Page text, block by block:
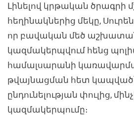
Լինելով կրթական ծրագրի
հեղինակներից մեկը, Սուրեն
որ բավական մեծ
կազմակերպվում հենց
համալսարանի
թվայնացման հետ
ընդունելության փուլից,
կազմակերպումը։